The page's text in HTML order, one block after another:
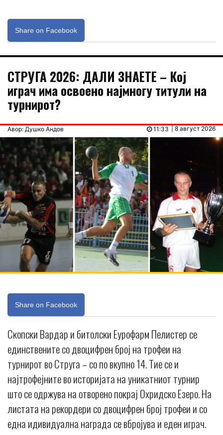
Share on Facebook
СТРУГА 2026: ДАЛИ ЗНАЕТЕ – Кој
играч има освоено најмногу титули на
турнирот?
Авор: Душко Андов | 8 август 2026
11:33
Share on Facebook
Скопски Вардар и битолски Еурофарм Пелистер се
единствените со двоцифрен број на трофеи на
турнирот во Струга – со по вкупно 14. Тие се и
најтрофејните во историјата на уникатниот турнир
што се одржува на отворено покрај Охридско Езеро. На
листата на рекордери со двоцифрен број трофеи и со
една идивидуална награда се вбројува и еден играч.